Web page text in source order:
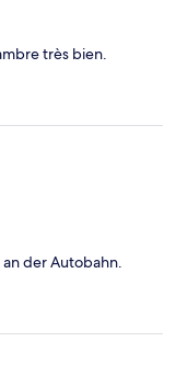
très bien.
der Autobahn.